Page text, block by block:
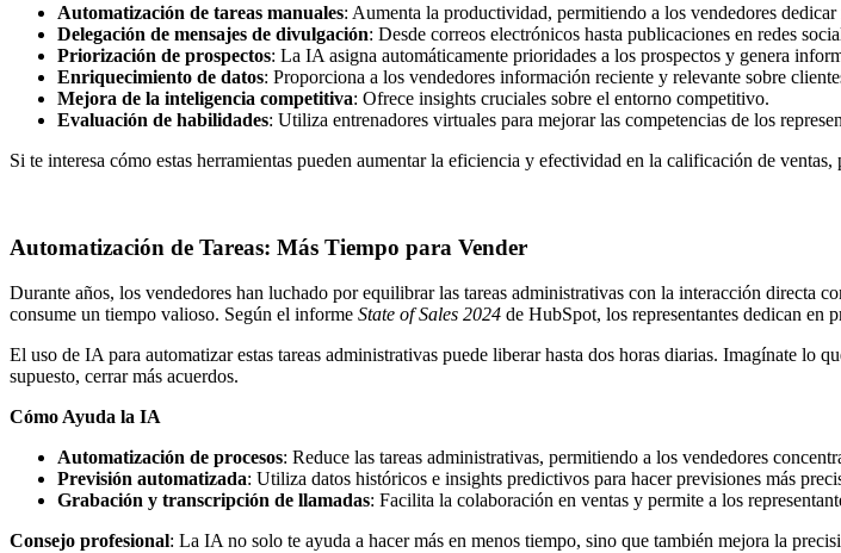
Automatización de tareas manuales: Aumenta la productividad, permitiendo a los vendedores
Delegación de mensajes de divulgación: Desde correos electrónicos hasta publicaciones en redes
Priorización de prospectos: La IA asigna automáticamente prioridades a los prospectos y genera
Enriquecimiento de datos: Proporciona a los vendedores información reciente y relevante sobre
Mejora de la inteligencia competitiva: Ofrece insights cruciales sobre el entorno competitivo.
Evaluación de habilidades: Utiliza entrenadores virtuales para mejorar las competencias de los
Si te interesa cómo estas herramientas pueden aumentar la eficiencia y efectividad en la calificación de
Automatización de Tareas: Más Tiempo para Vender
Durante años, los vendedores han luchado por equilibrar las tareas administrativas con la interacción directa
consume un tiempo valioso. Según el informe State of Sales 2024 de HubSpot, los representantes dedican en
El uso de IA para automatizar estas tareas administrativas puede liberar hasta dos horas diarias. Imagínate lo
supuesto, cerrar más acuerdos.
Cómo Ayuda la IA
Automatización de procesos: Reduce las tareas administrativas, permitiendo a los vendedores
Previsión automatizada: Utiliza datos históricos e insights predictivos para hacer previsiones más
Grabación y transcripción de llamadas: Facilita la colaboración en ventas y permite a los
Consejo profesional: La IA no solo te ayuda a hacer más en menos tiempo, sino que también mejora la